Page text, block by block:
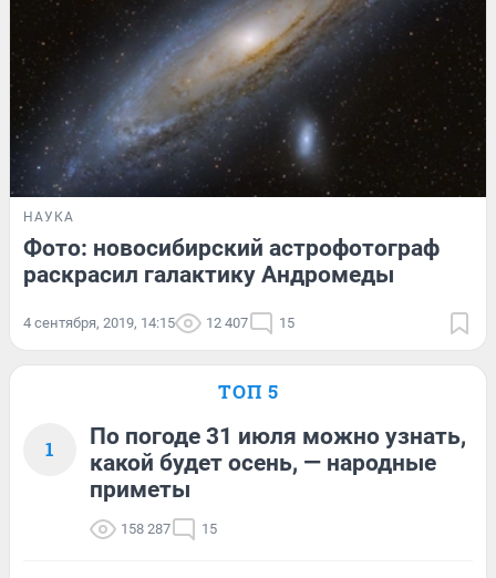
НАУКА
Фото: новосибирский астрофотограф
раскрасил галактику Андромеды
4 сентября, 2019, 14:15 12 407 15
ТОП 5
1
По погоде 31 июля можно узнать,
какой будет осень, — народные
приметы
158 287 15